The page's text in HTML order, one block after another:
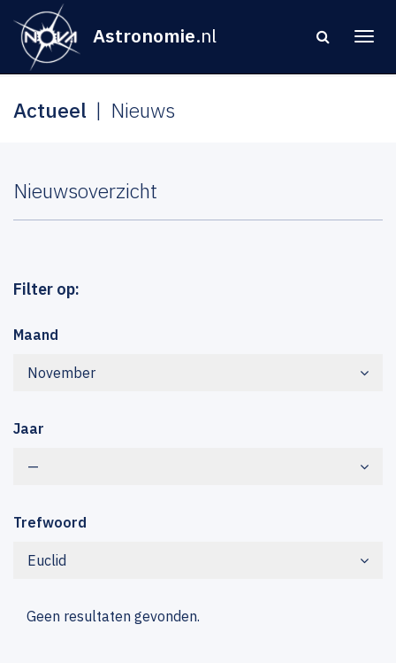
Astronomie.nl
Actueel Nieuws
Nieuwsoverzicht
Filter op:
Maand
November
Jaar
—
Trefwoord
Euclid
Geen resultaten gevonden.